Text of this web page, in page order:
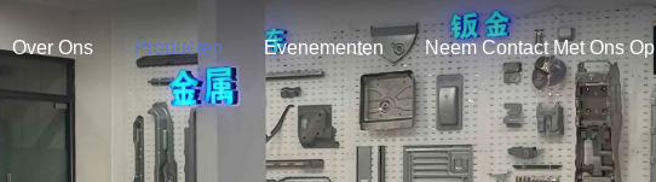
Over Ons Producten Evenementen Neem Contact Met Ons Op